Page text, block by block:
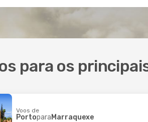
para os
Voos de
PortoparaMarraquexe